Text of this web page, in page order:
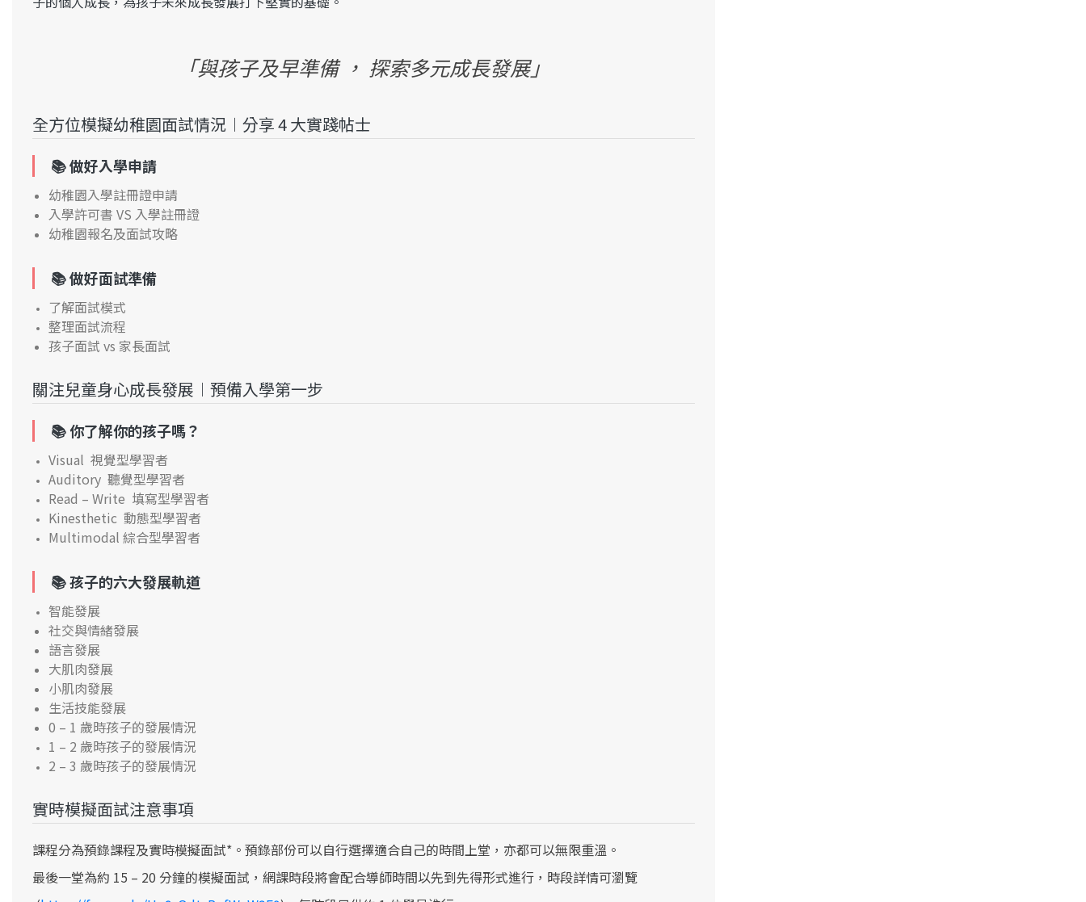
「與孩子及早準備 ， 探索多元成長發展」
全方位模擬幼稚園面試情況︱分享 4 大實踐帖士
📚 做好入學申請
幼稚園入學註冊證申請
入學許可書 VS 入學註冊證
幼稚園報名及面試攻略
📚 做好面試準備
了解面試模式
整理面試流程
孩子面試 vs 家長面試
關注兒童身心成長發展︱預備入學第一步
📚 你了解你的孩子嗎？
Visual 視覺型學習者
Auditory 聽覺型學習者
Read – Write 填寫型學習者
Kinesthetic 動態型學習者
Multimodal 綜合型學習者
📚 孩子的六大發展軌道
智能發展
社交與情緒發展
語言發展
大肌肉發展
小肌肉發展
生活技能發展
0 – 1 歲時孩子的發展情況
1 – 2 歲時孩子的發展情況
2 – 3 歲時孩子的發展情況
實時模擬面試注意事項
課程分為預錄課程及實時模擬面試*。預錄部份可以自行選擇適合自己的時間上堂，亦都可以無限重溫。
最後一堂為約 15 – 20 分鐘的模擬面試，網課時段將會配合導師時間以先到先得形式進行，時段詳情可瀏覽